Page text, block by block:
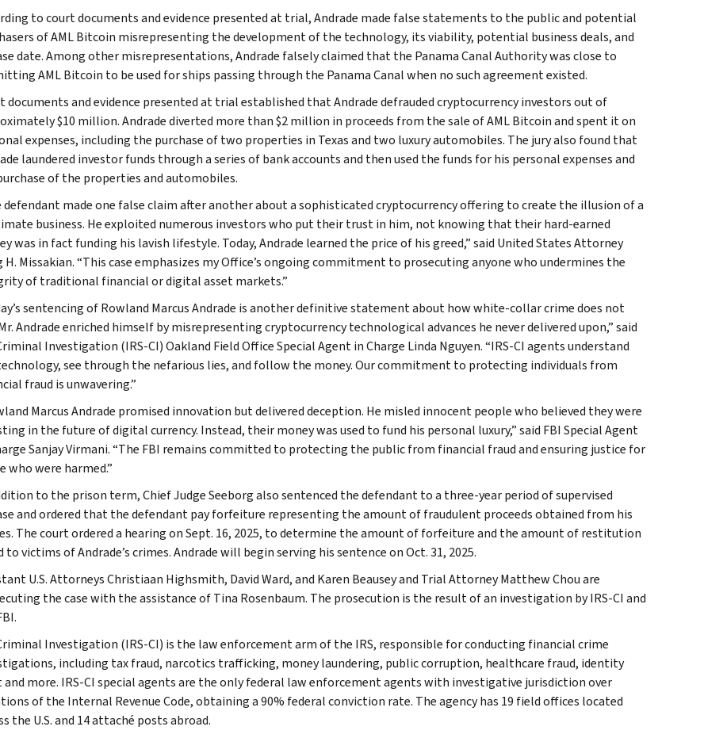
to court documents and evidence presented at trial, Andrade made false statements to the public and potential
of AML Bitcoin misrepresenting the development of the technology, its viability, potential business deals, and
date. Among other misrepresentations, Andrade falsely claimed that the Panama Canal Authority was close to
AML Bitcoin to be used for ships passing through the Panama Canal when no such agreement existed.
documents and evidence presented at trial established that Andrade defrauded cryptocurrency investors out of
$10 million. Andrade diverted more than $2 million in proceeds from the sale of AML Bitcoin and spent it on
expenses, including the purchase of two properties in Texas and two luxury automobiles. The jury also found that
laundered investor funds through a series of bank accounts and then used the funds for his personal expenses and
of the properties and automobiles.
defendant made one false claim after another about a sophisticated cryptocurrency offering to create the illusion of a
business. He exploited numerous investors who put their trust in him, not knowing that their hard-earned
was in fact funding his lavish lifestyle. Today, Andrade learned the price of his greed,” said United States Attorney
H. Missakian. “This case emphasizes my Office’s ongoing commitment to prosecuting anyone who undermines the
of traditional financial or digital asset markets.”
sentencing of Rowland Marcus Andrade is another definitive statement about how white-collar crime does not
Andrade enriched himself by misrepresenting cryptocurrency technological advances he never delivered upon,” said
Investigation (IRS-CI) Oakland Field Office Special Agent in Charge Linda Nguyen. “IRS-CI agents understand
see through the nefarious lies, and follow the money. Our commitment to protecting individuals from
fraud is unwavering.”
Marcus Andrade promised innovation but delivered deception. He misled innocent people who believed they were
in the future of digital currency. Instead, their money was used to fund his personal luxury,” said FBI Special Agent
Sanjay Virmani. “The FBI remains committed to protecting the public from financial fraud and ensuring justice for
who were harmed.”
to the prison term, Chief Judge Seeborg also sentenced the defendant to a three-year period of supervised
and ordered that the defendant pay forfeiture representing the amount of fraudulent proceeds obtained from his
The court ordered a hearing on Sept. 16, 2025, to determine the amount of forfeiture and the amount of restitution
to victims of Andrade’s crimes. Andrade will begin serving his sentence on Oct. 31, 2025.
U.S. Attorneys Christiaan Highsmith, David Ward, and Karen Beausey and Trial Attorney Matthew Chou are
the case with the assistance of Tina Rosenbaum. The prosecution is the result of an investigation by IRS-CI and
Investigation (IRS-CI) is the law enforcement arm of the IRS, responsible for conducting financial crime
including tax fraud, narcotics trafficking, money laundering, public corruption, healthcare fraud, identity
more. IRS-CI special agents are the only federal law enforcement agents with investigative jurisdiction over
of the Internal Revenue Code, obtaining a 90% federal conviction rate. The agency has 19 field offices located
the U.S. and 14 attaché posts abroad.